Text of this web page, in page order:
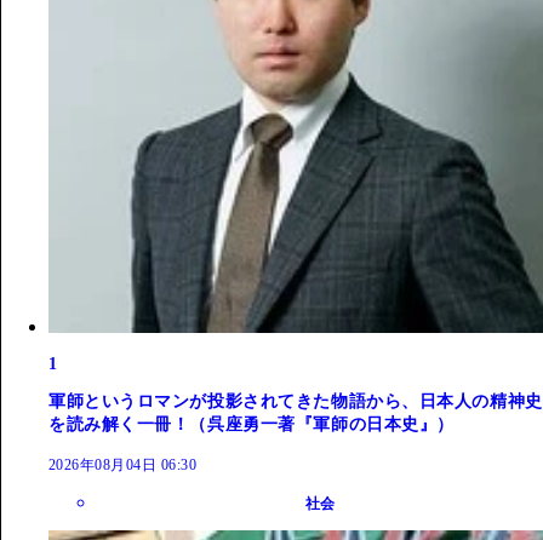
1
軍師というロマンが投影されてきた物語から、日本人の精神史
を読み解く一冊！（呉座勇一著『軍師の日本史』）
2026年08月04日 06:30
社会